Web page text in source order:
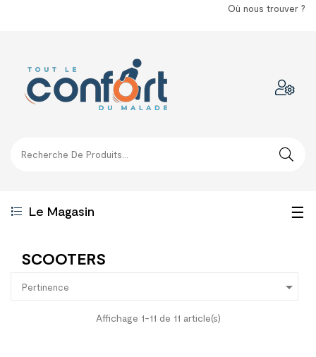
Où nous trouver ?
Le Magasin ☰
SCOOTERS
Pertinence 
Affichage 1-11 de 11 article(s)